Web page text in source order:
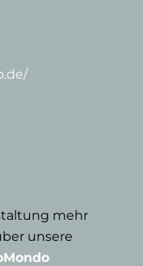
mehr
unsere